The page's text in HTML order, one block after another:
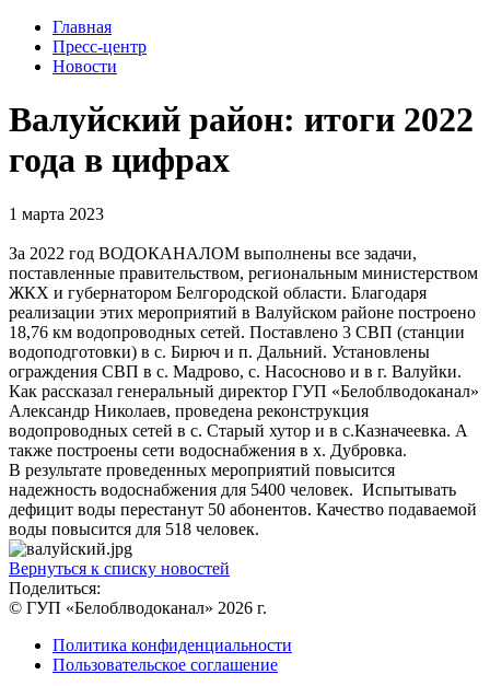
Главная
Пресс-центр
Новости
Валуйский район: итоги 2022
года в цифрах
1 марта 2023
За 2022 год ВОДОКАНАЛОМ выполнены все задачи,
поставленные правительством, региональным министерством
ЖКХ и губернатором Белгородской области. Благодаря
реализации этих мероприятий в Валуйском районе построено
18,76 км водопроводных сетей. Поставлено 3 СВП (станции
водоподготовки) в с. Бирюч и п. Дальний. Установлены
ограждения СВП в с. Мадрово, с. Насосново и в г. Валуйки.
Как рассказал генеральный директор ГУП «Белоблводоканал»
Александр Николаев, проведена реконструкция
водопроводных сетей в с. Старый хутор и в с.Казначеевка. А
также построены сети водоснабжения в х. Дубровка.
В результате проведенных мероприятий повысится
надежность водоснабжения для 5400 человек. Испытывать
дефицит воды перестанут 50 абонентов. Качество подаваемой
воды повысится для 518 человек.
Вернуться к списку новостей
Поделиться:
© ГУП «Белоблводоканал» 2026 г.
Политика конфиденциальности
Пользовательское соглашение